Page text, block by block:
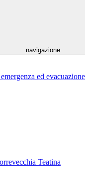
navigazione
ed evacuazione
Teatina